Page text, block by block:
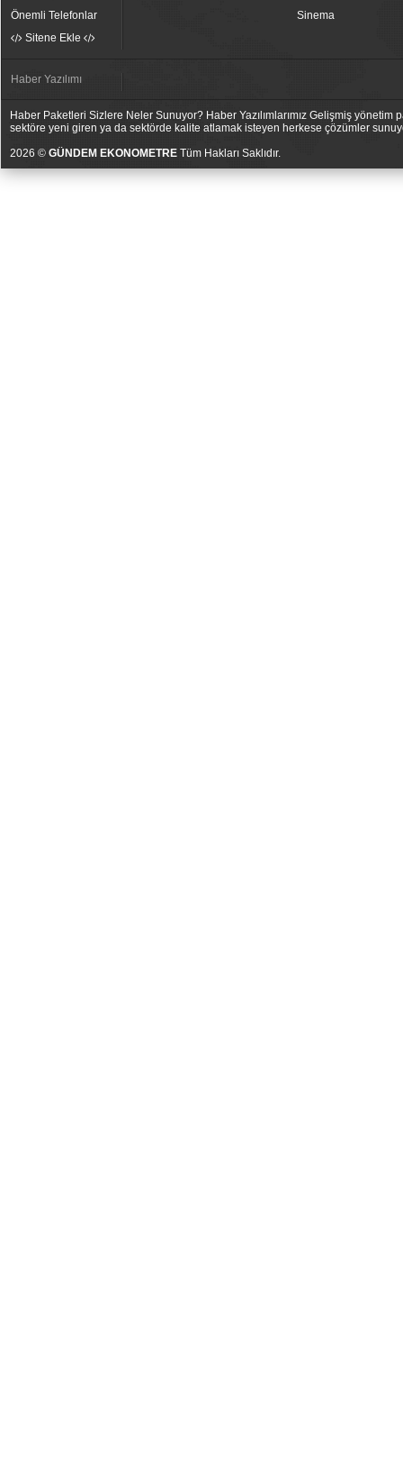
Önemli Telefonlar
Sitene Ekle
Sinema
Haber Yazılımı
Haber Paketleri Sizlere Neler Sunuyor? Haber Yazılımlarımız Gelişmiş
sektöre yeni giren ya da sektörde kalite atlamak isteyen herkese çözümler
2026 © GÜNDEM EKONOMETRE Tüm Hakları Saklıdır.